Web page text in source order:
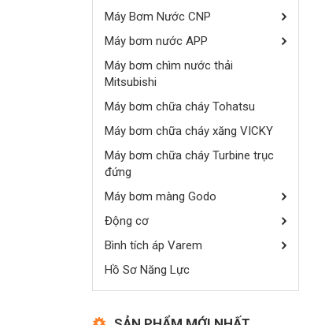
Máy Bơm Nước CNP
Máy bơm nước APP
Máy bơm chìm nước thải
Mitsubishi
Máy bơm chữa cháy Tohatsu
Máy bơm chữa cháy xăng VICKY
Máy bơm chữa cháy Turbine trục
đứng
Máy bơm màng Godo
Động cơ
Bình tích áp Varem
Hồ Sơ Năng Lực